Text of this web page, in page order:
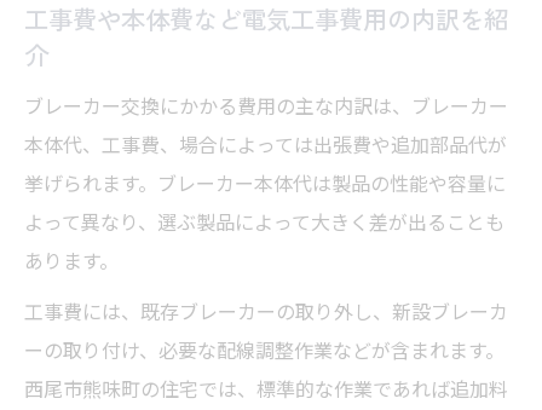
工事費や本体費など電気工事費用の内訳を紹
介
ブレーカー交換にかかる費用の主な内訳は、ブレーカー
本体代、工事費、場合によっては出張費や追加部品代が
挙げられます。ブレーカー本体代は製品の性能や容量に
よって異なり、選ぶ製品によって大きく差が出ることも
あります。
工事費には、既存ブレーカーの取り外し、新設ブレーカ
ーの取り付け、必要な配線調整作業などが含まれます。
西尾市熊味町の住宅では、標準的な作業であれば追加料